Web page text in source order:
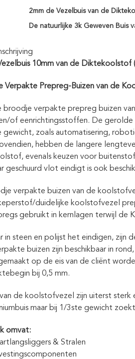
2mm de Vezelbuis van de
De natuurlijke 3k Geweven Buis
10mm van de
Verpakte Prepreg-Buizen van de
broodje verpakte prepreg buizen
of eenrichtingsstoffen. De gerolde
gewicht, zoals automatisering,
hebben de langere
evenals keuzen voor
geschuurd vlot eindigt is ook
verpakte buizen van de
duidelijke koolstofvezel
gebruikt in kernlagen terwijl de
in steen en polijst het eindigen, zijn
buizen zijn beschikbaar in
op de eis van de cliënt
bij 0,5 mm.
de koolstofvezel zijn uiterst sterk
maar bij 1/3ste gewicht
omvat:
& Stralen